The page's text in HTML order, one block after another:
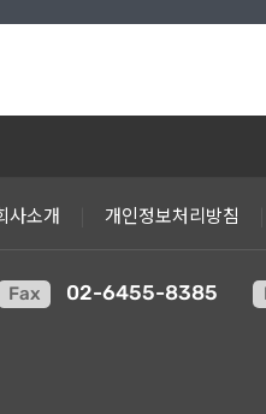
사소개 개인정보처리방침
Fax 02-6455-8385